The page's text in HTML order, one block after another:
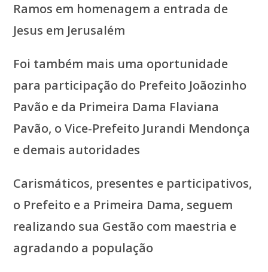
Ramos em homenagem a entrada de
Jesus em Jerusalém
Foi também mais uma oportunidade
para participação do Prefeito Joãozinho
Pavão e da Primeira Dama Flaviana
Pavão, o Vice-Prefeito Jurandi Mendonça
e demais autoridades
Carismáticos, presentes e participativos,
o Prefeito e a Primeira Dama, seguem
realizando sua Gestão com maestria e
agradando a população